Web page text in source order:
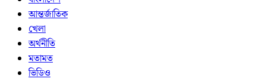
আন্তর্জাতিক
খেলা
অর্থনীতি
মতামত
ভিডিও